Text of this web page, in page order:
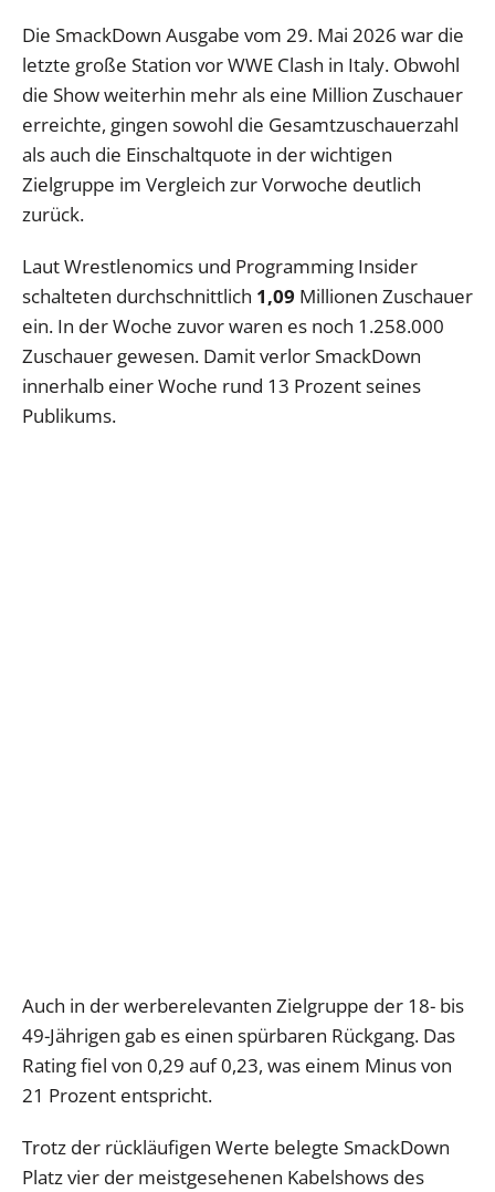
Die SmackDown Ausgabe vom 29. Mai 2026 war die
letzte große Station vor WWE Clash in Italy. Obwohl
die Show weiterhin mehr als eine Million Zuschauer
erreichte, gingen sowohl die Gesamtzuschauerzahl
als auch die Einschaltquote in der wichtigen
Zielgruppe im Vergleich zur Vorwoche deutlich
zurück.
Laut Wrestlenomics und Programming Insider
schalteten durchschnittlich 1,09 Millionen Zuschauer
ein. In der Woche zuvor waren es noch 1.258.000
Zuschauer gewesen. Damit verlor SmackDown
innerhalb einer Woche rund 13 Prozent seines
Publikums.
Auch in der werberelevanten Zielgruppe der 18- bis
49-Jährigen gab es einen spürbaren Rückgang. Das
Rating fiel von 0,29 auf 0,23, was einem Minus von
21 Prozent entspricht.
Trotz der rückläufigen Werte belegte SmackDown
Platz vier der meistgesehenen Kabelshows des